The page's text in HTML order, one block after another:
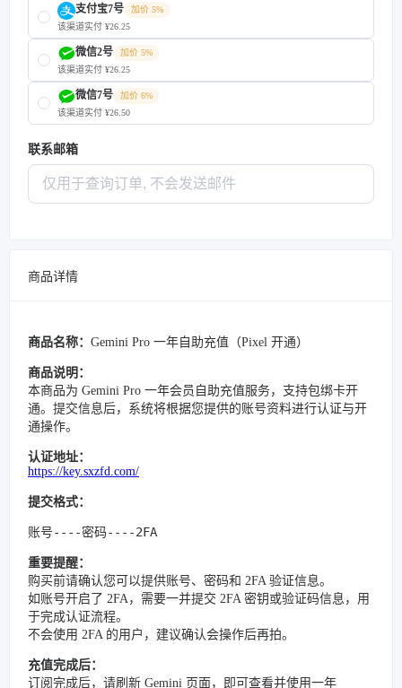
支付宝7号
加价 5%
该渠道实付 ¥26.25
微信2号
加价 5%
该渠道实付 ¥26.25
微信7号
加价 6%
该渠道实付 ¥26.50
联系邮箱
商品详情
商品名称： Gemini Pro 一年自助充值（Pixel 开通）
商品说明：
本商品为 Gemini Pro 一年会员自助充值服务，支持包绑卡开
通。提交信息后，系统将根据您提供的账号资料进行认证与开
通操作。
认证地址：
https://key.sxzfd.com/
提交格式：
账号----密码----2FA
重要提醒：
购买前请确认您可以提供账号、密码和 2FA 验证信息。
如账号开启了 2FA，需要一并提交 2FA 密钥或验证码信息，用
于完成认证流程。
不会使用 2FA 的用户，建议确认会操作后再拍。
充值完成后：
订阅完成后，请刷新 Gemini 页面，即可查看并使用一年